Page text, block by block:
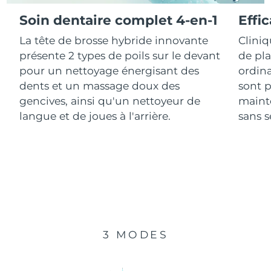
Soin dentaire complet 4-en-1
La tête de brosse hybride innovante
présente 2 types de poils sur le devant
pour un nettoyage énergisant des
dents et un massage doux des
gencives, ainsi qu'un nettoyeur de
langue et de joues à l'arrière.
de
sont
sans
3 MODES
R.A.S. chinoise de
Macao
Malaisie Livraison estimée 8/13/26
Malte Livraison estimée 8/10/26
Mexique
Livraison estimée